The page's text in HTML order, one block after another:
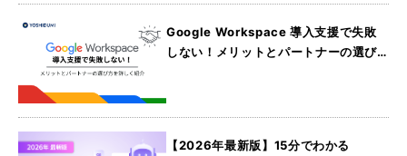
Google Workspace 導入支援で失敗
しない！メリットとパートナーの選び
【2026年最新版】15分でわかる